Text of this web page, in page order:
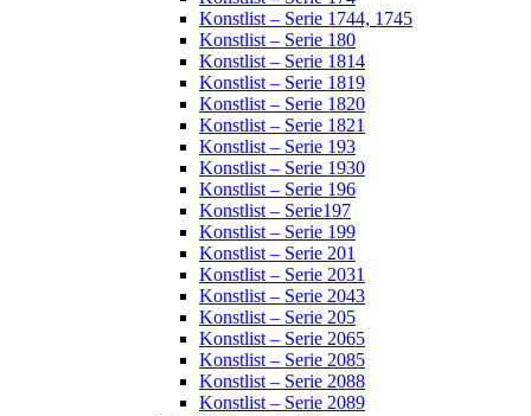
Konstlist – Serie 1744, 1745
Konstlist – Serie 180
Konstlist – Serie 1814
Konstlist – Serie 1819
Konstlist – Serie 1820
Konstlist – Serie 1821
Konstlist – Serie 193
Konstlist – Serie 1930
Konstlist – Serie 196
Konstlist – Serie197
Konstlist – Serie 199
Konstlist – Serie 201
Konstlist – Serie 2031
Konstlist – Serie 2043
Konstlist – Serie 205
Konstlist – Serie 2065
Konstlist – Serie 2085
Konstlist – Serie 2088
Konstlist – Serie 2089